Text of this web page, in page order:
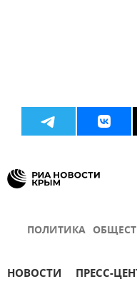
ПОЛИТИКА
НОВОСТИ ПРЕСС-